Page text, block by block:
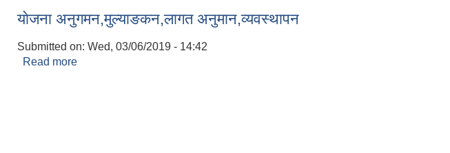
याेजना अनुगमन,मुल्याङकन,लागत अनुमान,व्यवस्थापन
Submitted on: Wed, 03/06/2019 - 14:42
Read more